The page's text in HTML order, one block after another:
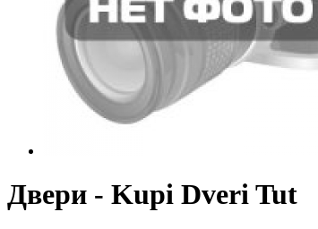
Двери - Kupi Dveri Tut